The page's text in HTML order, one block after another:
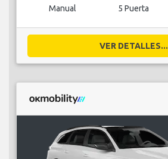
Manual 5 Puerta
VER DETALLES...